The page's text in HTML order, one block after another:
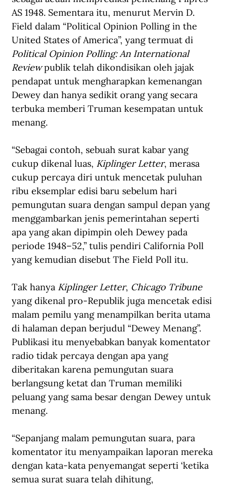
AS 1948. Sementara itu, menurut Mervin D.
Field dalam “Political Opinion Polling in the
United States of America”, yang termuat di
Political Opinion Polling: An International
Review publik telah dikondisikan oleh jajak
pendapat untuk mengharapkan kemenangan
Dewey dan hanya sedikit orang yang secara
terbuka memberi Truman kesempatan untuk
menang.
“Sebagai contoh, sebuah surat kabar yang
cukup dikenal luas, Kiplinger Letter, merasa
cukup percaya diri untuk mencetak puluhan
ribu eksemplar edisi baru sebelum hari
pemungutan suara dengan sampul depan yang
menggambarkan jenis pemerintahan seperti
apa yang akan dipimpin oleh Dewey pada
periode 1948–52,” tulis pendiri California Poll
yang kemudian disebut The Field Poll itu.
Tak hanya Kiplinger Letter, Chicago Tribune
yang dikenal pro-Republik juga mencetak edisi
malam pemilu yang menampilkan berita utama
di halaman depan berjudul “Dewey Menang”.
Publikasi itu menyebabkan banyak komentator
radio tidak percaya dengan apa yang
diberitakan karena pemungutan suara
berlangsung ketat dan Truman memiliki
peluang yang sama besar dengan Dewey untuk
menang.
“Sepanjang malam pemungutan suara, para
komentator itu menyampaikan laporan mereka
dengan kata-kata penyemangat seperti ‘ketika
semua surat suara telah dihitung,